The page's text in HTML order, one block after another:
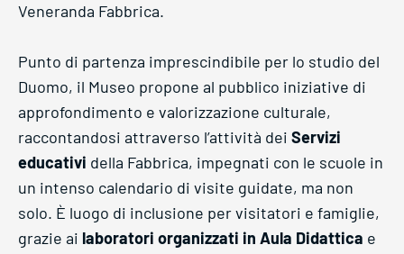
Veneranda Fabbrica.
Punto di partenza imprescindibile per lo studio del
Duomo, il Museo propone al pubblico iniziative di
approfondimento e valorizzazione culturale,
raccontandosi attraverso l’attività dei Servizi
educativi della Fabbrica, impegnati con le scuole in
un intenso calendario di visite guidate, ma non
solo. È luogo di inclusione per visitatori e famiglie,
grazie ai laboratori organizzati in Aula Didattica e